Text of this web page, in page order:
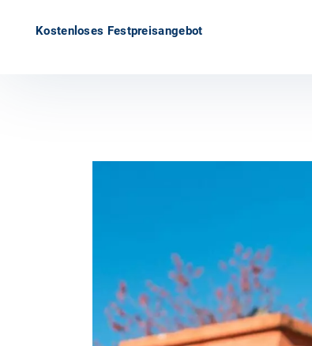
Kostenloses Festpreisangebot